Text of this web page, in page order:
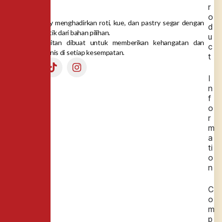
Dea Bakery menghadirkan roti, kue, dan pastry segar dengan
rasa autentik dari bahan pilihan.
Setiap gigitan dibuat untuk memberikan kehangatan dan
momen manis di setiap kesempatan.
r
o
d
u
c
t
I
n
f
o
r
m
a
ti
o
n
C
o
m
p